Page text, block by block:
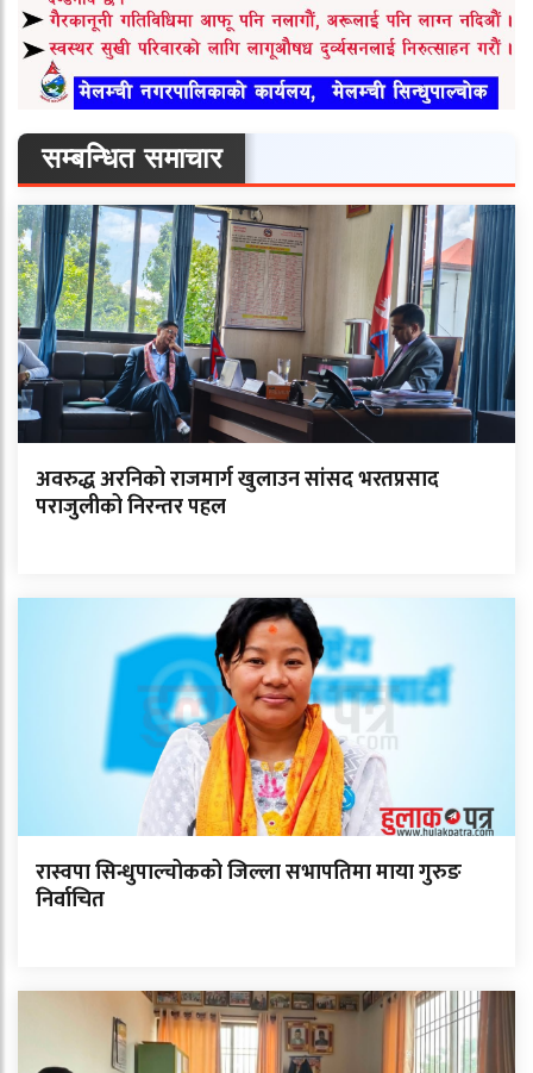
सम्बन्धित समाचार
अवरुद्ध अरनिको राजमार्ग खुलाउन सांसद भरतप्रसाद
पराजुलीको निरन्तर पहल
रास्वपा सिन्धुपाल्चोकको जिल्ला सभापतिमा माया गुरुङ
निर्वाचित